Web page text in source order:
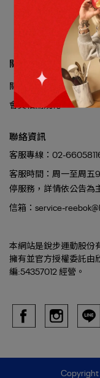
關於我們
關於我們 門市清單
會員相關規範
聯絡資訊
客服專線：02-
客服時間：周一至周五
停服務，詳情依公告為
信箱：service-
本網站是銳步運動股份
擁有並官方授權委託由
編:54357012 經營。